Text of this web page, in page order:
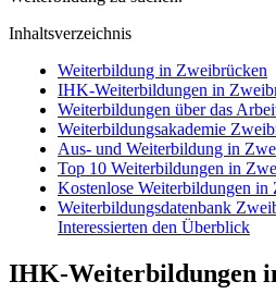
Inhaltsverzeichnis
Weiterbildung in Zweibrücken
IHK-Weiterbildungen in
Weiterbildungen über das
Weiterbildungsakademie
Aus- und Weiterbildung in
Top 10 Weiterbildungen in
Kostenlose Weiterbildungen in
Weiterbildungsdatenbank
Interessierten den Überblick
IHK-Weiterbildungen